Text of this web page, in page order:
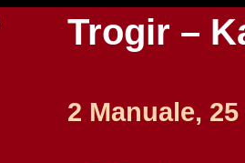
Trogir –
2 Manuale,